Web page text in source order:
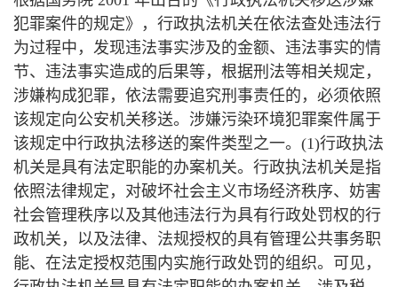
犯罪案件的规定》，行政执法机关在依法查处违法行
为过程中，发现违法事实涉及的金额、违法事实的情
节、违法事实造成的后果等，根据刑法等相关规定，
涉嫌构成犯罪，依法需要追究刑事责任的，必须依照
该规定向公安机关移送。涉嫌污染环境犯罪案件属于
该规定中行政执法移送的案件类型之一。(1)行政执法
机关是具有法定职能的办案机关。行政执法机关是指
依照法律规定，对破坏社会主义市场经济秩序、妨害
社会管理秩序以及其他违法行为具有行政处罚权的行
政机关，以及法律、法规授权的具有管理公共事务职
能、在法定授权范围内实施行政处罚的组织。可见，